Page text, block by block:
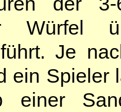
Würfel
Je
ein Spieler
einer